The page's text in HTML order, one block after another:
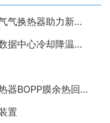
锂电池涂布烘干余热回收应用：气气换热器助力新能源生产节能降耗
板式空冷器华为云计算服务器大数据中心冷却降温换散热装置制冷藏库房系统冷能量回收器
锂电池隔膜、极片涂布机烘干换热器BOPP膜余热回收装置
置